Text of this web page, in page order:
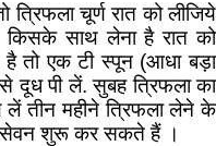
चूर्ण रात को लीजिये
किसके साथ लेना है रात को
तो एक टी स्पून (आधा बड़ा
दूध पी लें. सुबह त्रिफला का
तीन महीने त्रिफला लेने के
सेवन शुरू कर सकते हैं ।